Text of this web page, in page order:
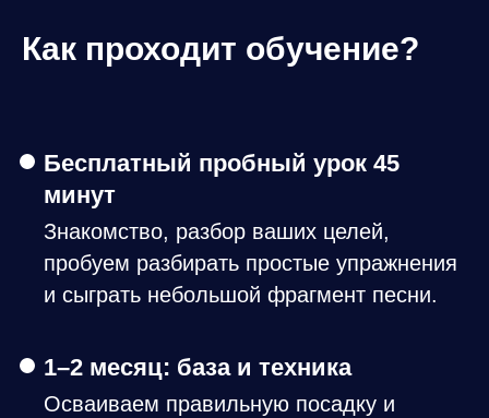
Как проходит обучение?
Бесплатный пробный урок 45
минут
Знакомство, разбор ваших целей,
пробуем разбирать простые упражнения
и сыграть небольшой фрагмент песни.
1–2 месяц: база и техника
Осваиваем правильную посадку и